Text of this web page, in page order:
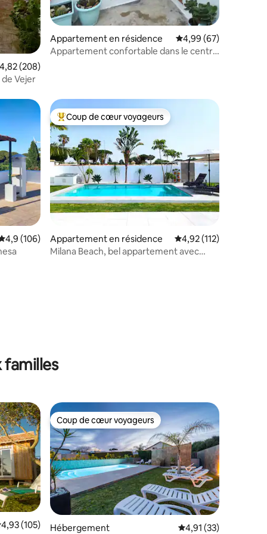
moyenne sur la base de 208 commentaires : 4,82 sur 5
4,82 (208)
Vejer
Appartement en résidence Évaluation moyenne
4,99 (67)
Appartement confortable dans le centre
: 4,8 sur 5
moyenne sur la base de 106 commentaires : 4,9 sur 5
4,9 (106)
Coups de cœur voyageurs les plus appréciés
Coup de cœur voyageurs
Appartement en résidence Évaluation moyenne
4,92 (112)
Milana Beach, bel appartement avec
familles
: 5 sur 5
moyenne sur la base de 105 commentaires : 4,93 sur 5
4,93 (105)
Coup de cœur voyageurs
Coup de cœur voyageurs
Hébergement Évaluation moyenne
4,91 (33)